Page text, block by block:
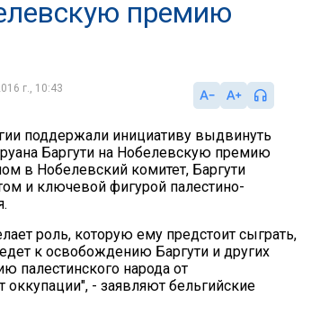
премию
г., 10:43
поддержали инициативу выдвинуть
Баргути на Нобелевскую премию
в Нобелевский комитет, Баргути
и ключевой фигурой палестино-
роль, которую ему предстоит сыграть,
к освобождению Баргути и других
палестинского народа от
- заявляют бельгийские